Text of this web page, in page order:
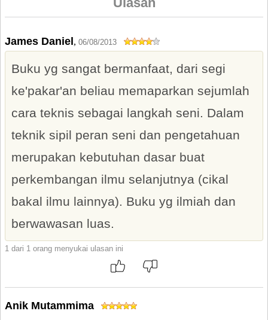
James Daniel , 06/08/2013
Buku yg sangat bermanfaat, dari segi
ke'pakar'an beliau memaparkan sejumlah
cara teknis sebagai langkah seni. Dalam
teknik sipil peran seni dan pengetahuan
merupakan kebutuhan dasar buat
perkembangan ilmu selanjutnya (cikal
bakal ilmu lainnya). Buku yg ilmiah dan
berwawasan luas.
1 dari 1 orang menyukai ulasan ini
Anik Mutammima